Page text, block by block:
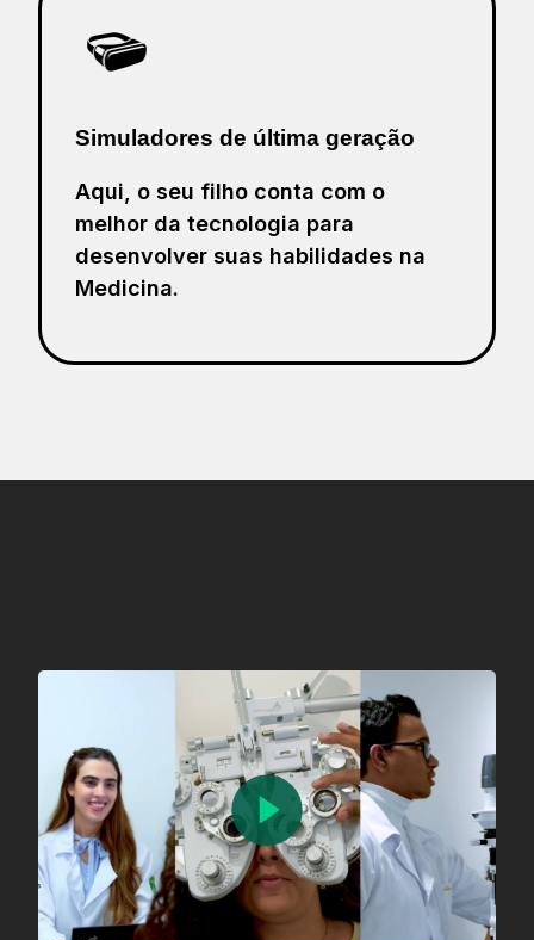
Simuladores de última geração
Aqui, o seu filho conta com o
melhor da tecnologia para
desenvolver suas habilidades na
Medicina.